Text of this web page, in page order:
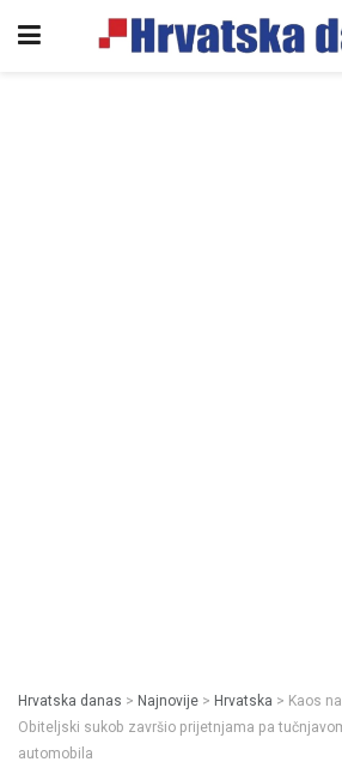
Hrvatska danas > Najnovije > Hrvatska > Kaos
Obiteljski sukob završio prijetnjama pa
automobila